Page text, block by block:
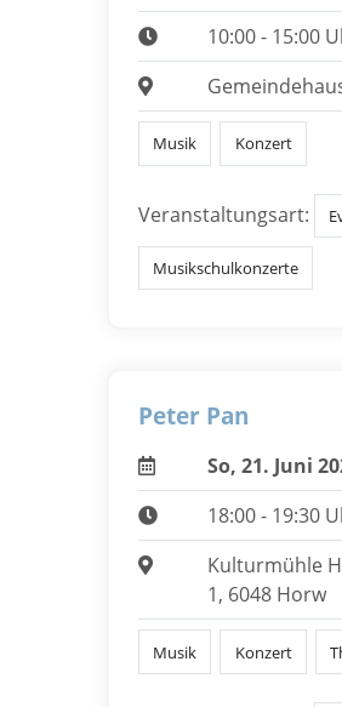
10:00 - 15:00
Musik Konzert
Veranstaltungsart:
Musikschulkonzerte
Peter Pan
So, 21. Juni
18:00 - 19:30
Kulturmühle
1, 6048 Horw
Musik Konzert